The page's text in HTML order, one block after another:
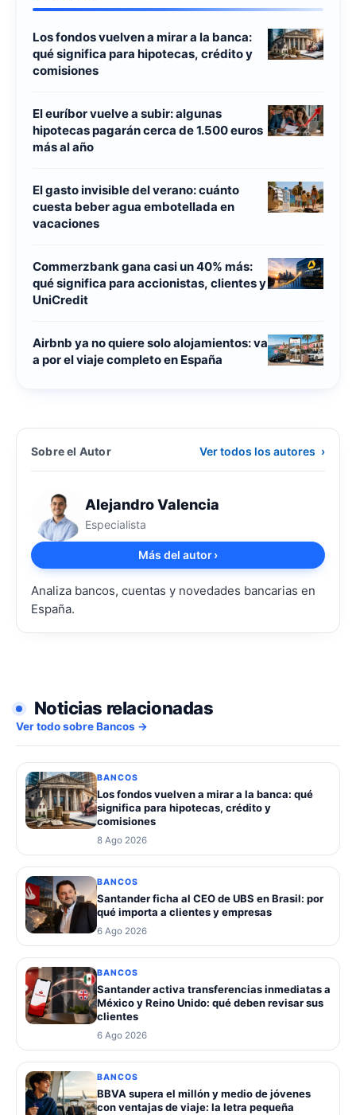
Los fondos vuelven a mirar a la banca:
qué significa para hipotecas, crédito y
comisiones
El euríbor vuelve a subir: algunas
hipotecas pagarán cerca de 1.500 euros
más al año
El gasto invisible del verano: cuánto
cuesta beber agua embotellada en
vacaciones
Commerzbank gana casi un 40% más:
qué significa para accionistas, clientes y
UniCredit
Airbnb ya no quiere solo alojamientos: va
a por el viaje completo en España
Sobre el Autor Ver todos los autores ›
Alejandro Valencia
Especialista
Más del autor›
Analiza bancos, cuentas y novedades bancarias en
España.
Noticias relacionadas
Ver todo sobre Bancos →
BANCOS
Los fondos vuelven a mirar a la banca: qué
significa para hipotecas, crédito y
comisiones
8 Ago 2026
BANCOS
Santander ficha al CEO de UBS en Brasil: por
qué importa a clientes y empresas
6 Ago 2026
BANCOS
Santander activa transferencias inmediatas a
México y Reino Unido: qué deben revisar sus
clientes
6 Ago 2026
BANCOS
BBVA supera el millón y medio de jóvenes
con ventajas de viaje: la letra pequeña